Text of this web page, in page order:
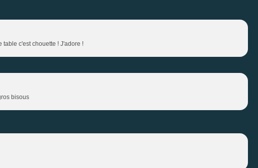
table c'est chouette ! J'adore !
bisous